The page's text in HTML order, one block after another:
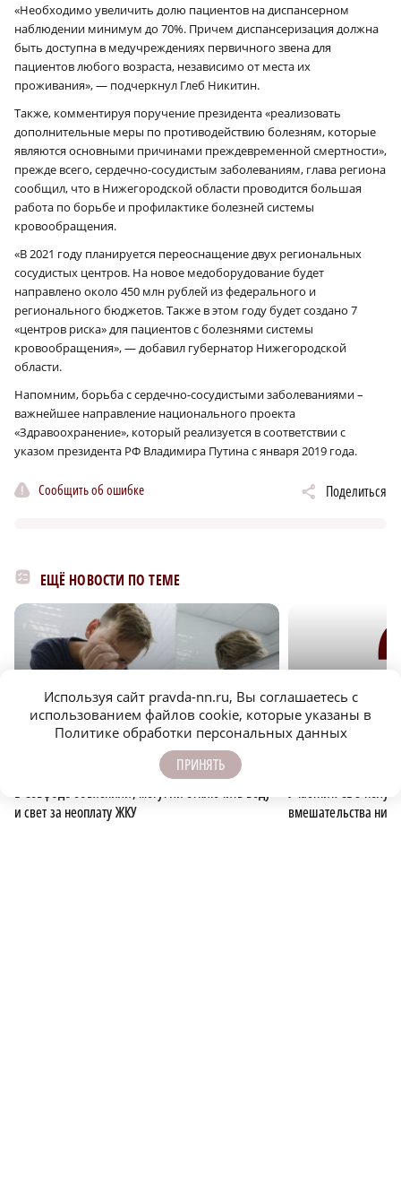
«Необходимо увеличить долю пациентов на диспансерном
наблюдении минимум до 70%. Причем диспансеризация должна
быть доступна в медучреждениях первичного звена для
пациентов любого возраста, независимо от места их
проживания», — подчеркнул Глеб Никитин.
Также, комментируя поручение президента «реализовать
дополнительные меры по противодействию болезням, которые
являются основными причинами преждевременной смертности»,
прежде всего, сердечно-сосудистым заболеваниям, глава региона
сообщил, что в Нижегородской области проводится большая
работа по борьбе и профилактике болезней системы
кровообращения.
«В 2021 году планируется переоснащение двух региональных
сосудистых центров. На новое медоборудование будет
направлено около 450 млн рублей из федерального и
регионального бюджетов. Также в этом году будет создано 7
«центров риска» для пациентов с болезнями системы
кровообращения», — добавил губернатор Нижегородской
области.
Напомним, борьба с сердечно-сосудистыми заболеваниями –
важнейшее направление национального проекта
«Здравоохранение», который реализуется в соответствии с
указом президента РФ Владимира Путина с января 2019 года.
Сообщить об ошибке Поделиться
ЕЩЁ НОВОСТИ ПО ТЕМЕ
В Совфеде объяснили, могут ли отключить воду
и свет за неоплату ЖКУ
Участник СВО
вмешательства
Используя сайт pravda-nn.ru, Вы соглашаетесь с
использованием файлов cookie, которые указаны в
Политике обработки персональных данных
ПРИНЯТЬ